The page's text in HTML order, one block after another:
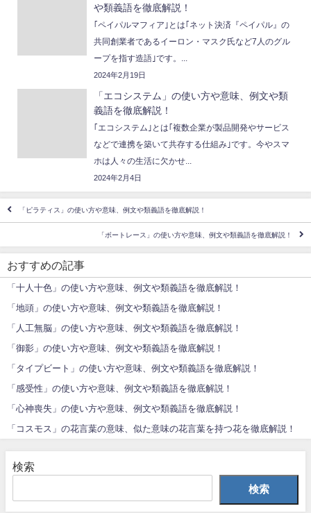
や類義語を徹底解説！
｢ペイパルマフィア｣とは｢ネット決済『ペイパル』の
共同創業者であるイーロン・マスク氏など7人のグル
ープを指す造語｣です。...
2024年2月19日
「エコシステム」の使い方や意味、例文や類
義語を徹底解説！
｢エコシステム｣とは｢複数企業が製品開発やサービス
などで連携を築いて共存する仕組み｣です。今やスマ
ホは人々の生活に欠かせ...
2024年2月4日
「ピラティス」の使い方や意味、例文や類義語を徹底解説！
「ボートレース」の使い方や意味、例文や類義語を徹底解説！
おすすめの記事
「十人十色」の使い方や意味、例文や類義語を徹底解説！
「地頭」の使い方や意味、例文や類義語を徹底解説！
「人工無脳」の使い方や意味、例文や類義語を徹底解説！
「御影」の使い方や意味、例文や類義語を徹底解説！
「タイプビート」の使い方や意味、例文や類義語を徹底解説！
「感受性」の使い方や意味、例文や類義語を徹底解説！
「心神喪失」の使い方や意味、例文や類義語を徹底解説！
「コスモス」の花言葉の意味、似た意味の花言葉を持つ花を徹底解説！
検索
検索